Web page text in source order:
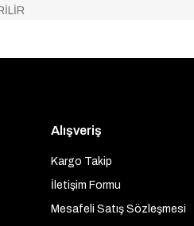
Alışveriş
Kargo Takip
İletişim Formu
Mesafeli Satış Sözleşmesi